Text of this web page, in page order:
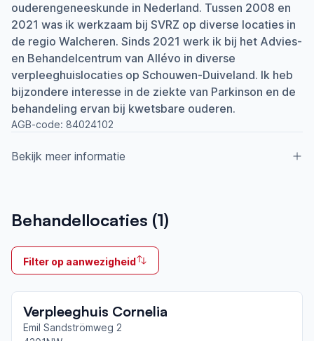
ouderengeneeskunde in Nederland. Tussen 2008 en
2021 was ik werkzaam bij SVRZ op diverse locaties in
de regio Walcheren. Sinds 2021 werk ik bij het Advies-
en Behandelcentrum van Allévo in diverse
verpleeghuislocaties op Schouwen-Duiveland. Ik heb
bijzondere interesse in de ziekte van Parkinson en de
behandeling ervan bij kwetsbare ouderen.
AGB-code: 84024102
Bekijk meer informatie
2012
Ik behandel
Op locatie
netwerk
Zeeland Noord
Behandellocaties (1)
Filter op aanwezigheid
Verpleeghuis Cornelia
Emil Sandströmweg 2